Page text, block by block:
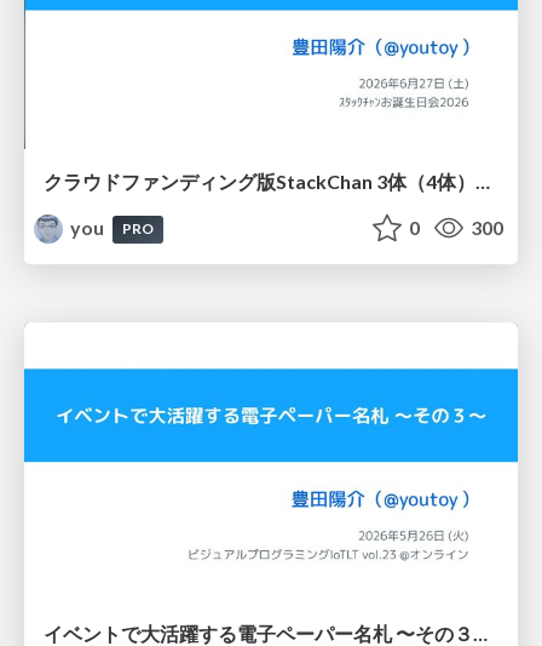
クラウドファンディング版StackChan 3体（4体）をインタラクティブな体験型作品にして展示もした話 / ｽﾀｯｸﾁｬﾝお誕生日会2026
you
PRO 0 300
イベントで大活躍する電子ペーパー名札 〜その３〜 / ビジュアルプログラミングIoTLT vol.23